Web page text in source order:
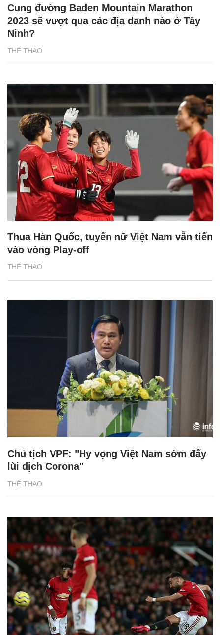
THỂ THAO
Cung đường Baden Mountain Marathon
2023 sẽ vượt qua các địa danh nào ở Tây
Ninh?
THỂ THAO
Thua Hàn Quốc, tuyển nữ Việt Nam vẫn tiến
vào vòng Play-off
THỂ THAO
Chủ tịch VPF: "Hy vọng Việt Nam sớm đẩy
lùi dịch Corona"